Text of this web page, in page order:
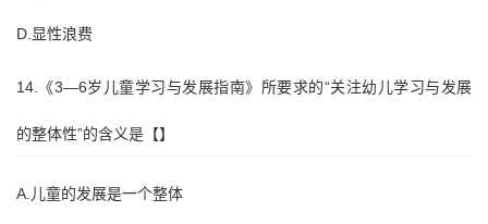
D.显性浪费
14.《3—6岁儿童学习与发展指南》所要求的“关注幼儿学习与发展
的整体性”的含义是【】
A.儿童的发展是一个整体